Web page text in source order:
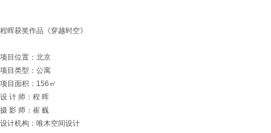
程晖获奖作品《穿越时空》
项目位置：北京
项目类型：公寓
项目面积：156㎡
设 计 师：程 晖
摄 影 师：崔 巍
设计机构：唯木空间设计